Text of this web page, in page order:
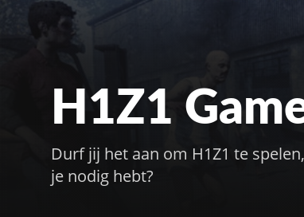
H1Z1
Durf jij het aan om H1Z1 te
je nodig hebt?